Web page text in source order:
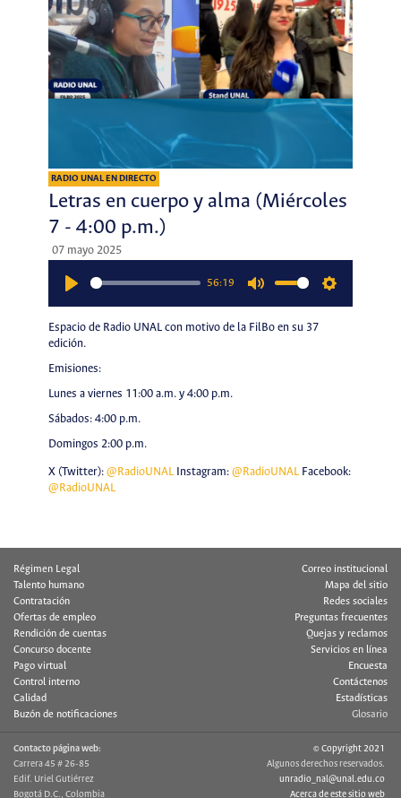
RADIO UNAL EN DIRECTO
Letras en cuerpo y alma (Miércoles
7 - 4:00 p.m.)
07 mayo 2025
56:19
Espacio de Radio UNAL con motivo de la FilBo en su 37
edición.
Emisiones:
Lunes a viernes 11:00 a.m. y 4:00 p.m.
Sábados: 4:00 p.m.
Domingos 2:00 p.m.
X (Twitter): @RadioUNALInstagram: @RadioUNALFacebook:
@RadioUNAL
Régimen Legal
Talento humano
Contratación
Ofertas de empleo
Rendición de cuentas
Concurso docente
Pago virtual
Control interno
Calidad
Buzón de notificaciones
Correo institucional
Mapa del sitio
Redes sociales
Preguntas frecuentes
Quejas y reclamos
Servicios en línea
Encuesta
Contáctenos
Estadísticas
Glosario
Contacto página web:
Carrera 45 # 26-85
Edif. Uriel Gutiérrez
Bogotá D.C., Colombia
© Copyright 2021
Algunos derechos reservados.
unradio_nal@unal.edu.co
Acerca de este sitio web